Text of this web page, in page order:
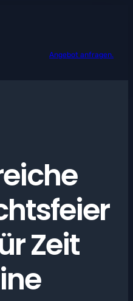
Angebot anfragen.
Zeit